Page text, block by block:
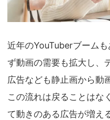
近年のYouTuberブーム
ず動画の需要も拡大し、
広告なども静止画から動
この流れは戻ることはな
て動きのある広告が増え